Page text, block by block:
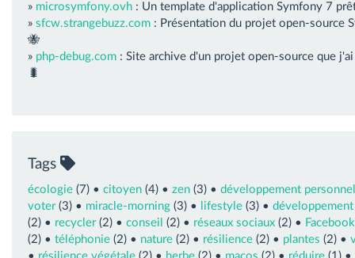
» microsymfony.ovh : Un template d'application Symfony 7
» sfcw.strangebuzz.com : Présentation du projet open-source
🐝
» php-debug.com : Site archive d'un projet open-source que
🐛
Tags
écologie (7) • citoyen (4) • zen (3) • développement personnel
voter(3) • miracle-morning (3) • lifestyle (3) •
(2) • recycler(2) • conseil (2) • réseaux sociaux (2) • Facebook
(2) • téléphonie (2) • nature (2) • résilience (2) • plantes (2) •